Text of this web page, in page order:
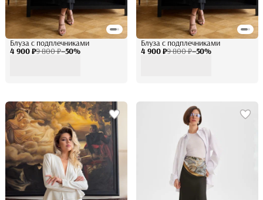
4 900 ₽9 800 ₽−50%
Блуза с подплечниками
4 900 ₽9 800 ₽−50%
Блуза с подплечниками